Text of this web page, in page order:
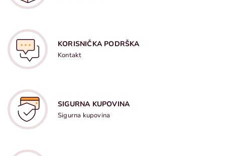
KORISNIČKA PODRŠKA
Kontakt
SIGURNA KUPOVINA
Sigurna kupovina